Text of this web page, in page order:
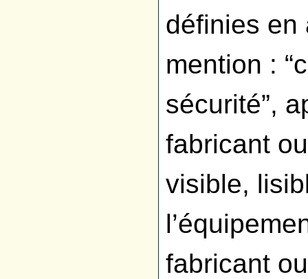
définies en
mention :
sécurité”,
fabricant
visible,
fabricant